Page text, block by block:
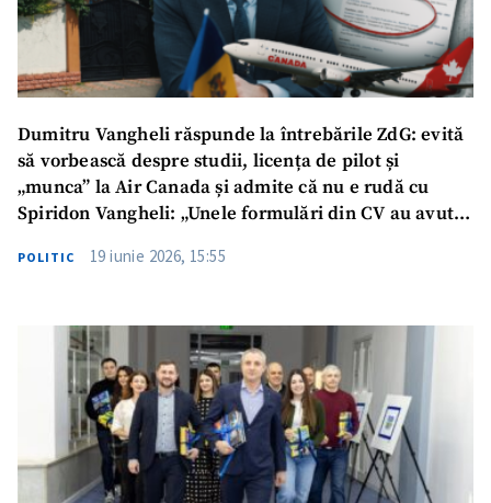
Dumitru Vangheli răspunde la întrebările ZdG: evită
să vorbească despre studii, licența de pilot și
„munca” la Air Canada și admite că nu e rudă cu
Spiridon Vangheli: „Unele formulări din CV au avut
POLITIC 19 iunie 2026, 15:55
+ Adaugă titlu
Link media
+ Link media
CONTACT SURSĂ
Sursă anonimă
Nume+ Numele meu
Email